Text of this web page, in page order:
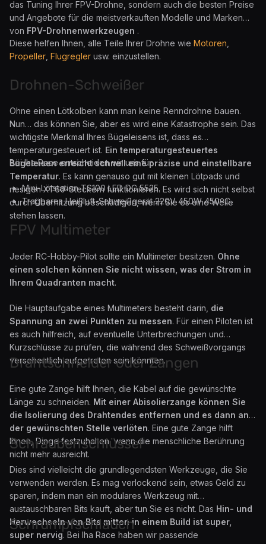
das Tuning Ihrer FPV-Drohne, sondern auch die besten Preise
und Angebote für die meistverkauften Modelle und Marken
von FPV-Drohnenwerkzeugen .
Diese helfen Ihnen, alle Teile Ihrer Drohne wie Motoren
Propeller Flugregler usw. einzustellen.
Drohnen-Schweißer
Ohne einen Lötkolben kann man keine Renndrohne bauen.
Nun… das können Sie, aber es wird eine Katastrophe sein. Das
wichtigste Merkmal Ihres Bügeleisens ist, dass es
temperaturgesteuert ist. Ein temperaturgesteuertes
Bügeleisen erreicht schnell eine präzise und einstellbare
Temperatur. Es kann genauso gut mit kleinen Lötpads und
riesigen XT60-Steckern funktionieren. Es wird sich nicht selbst
durch Überhitzung beschädigen, wenn Sie es eine Weile
stehen lassen.
Bei Iha Race entscheiden wir uns für:
Mini-Lötstation TS100 LED DC 5525.
Tragbares Heißluft-Schweißgerät 220V 450W 450ºC.
FPV Multimeter
Jeder RC-Hobby-Pilot sollte ein Multimeter besitzen. Ohne
einen solchen können Sie nicht wissen, was der Strom in
Ihrem Quadranten macht.
Die Hauptaufgabe eines Multimeters besteht darin, die
Spannung an zwei Punkten zu messen. Für einen Piloten ist
es auch hilfreich, auf eventuelle Unterbrechungen und
Kurzschlüsse zu prüfen, die während des Schweißvorgangs
versehentlich aufgetreten sein könnten.
Drahtschneider oder Zangen
Eine gute Zange hilft Ihnen, die Kabel auf die gewünschte
Länge zu schneiden. Mit einer Abisolierzange können Sie
die Isolierung des Drahtendes entfernen und es dann an
der gewünschten Stelle verlöten. Eine gute Zange hilft
Ihnen, Dinge festzuhalten, wenn die menschliche Berührung
nicht mehr ausreicht.
Schraubenschlüssel
Dies sind vielleicht die grundlegendsten Werkzeuge, die Sie
verwenden werden. Es mag verlockend sein, etwas Geld zu
sparen, indem man ein modulares Werkzeug mit
austauschbaren Bits kauft, aber tun Sie es nicht. Das Hin- und
Herwechseln von Bits mitten in einem Build ist super,
super nervig. Bei Iha Race haben wir passende
Schrumpfschlauch